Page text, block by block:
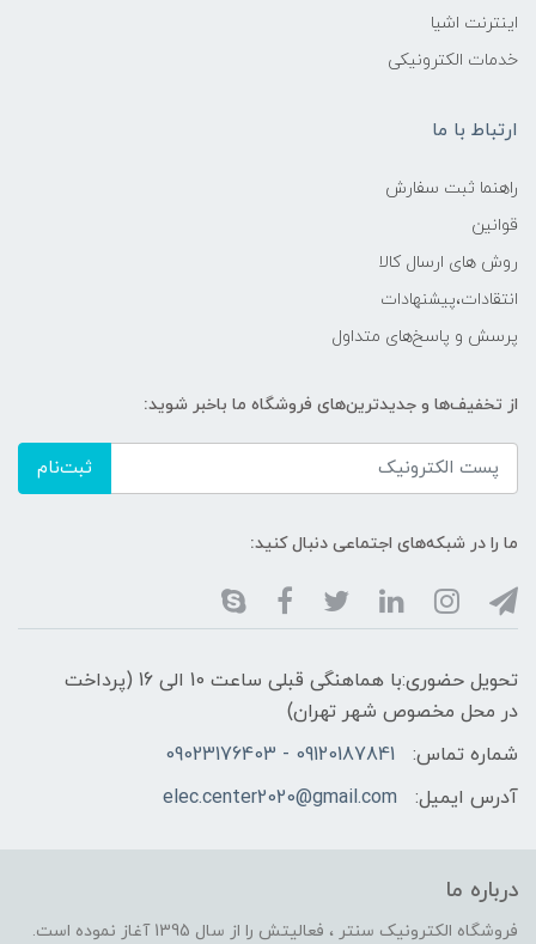
اینترنت اشیا
خدمات الکترونیکی
ارتباط با ما
راهنما ثبت سفارش
قوانین
روش های ارسال کالا
انتقادات،پیشنهادات
پرسش و پاسخ‌های متداول
از تخفیف‌ها و جدیدترین‌های فروشگاه ما باخبر شوید:
ثبت‌نام
ما را در شبکه‌های اجتماعی دنبال کنید:
تحویل حضوری:با هماهنگی قبلی ساعت 10 الی 16 (پرداخت
در محل مخصوص شهر تهران)
شماره تماس:
09120187841 - 09023176403
آدرس ایمیل:
elec.center2020@gmail.com
درباره ما
فروشگاه الکترونیک سنتر ، فعالیتش را از سال 1395 آغاز نموده است.